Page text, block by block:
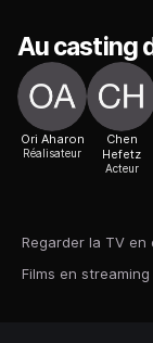
Regarder la TV en
Films en streaming
Au casting
Ori Aharon
Réalisateur
Chen
Hefetz
Acteur